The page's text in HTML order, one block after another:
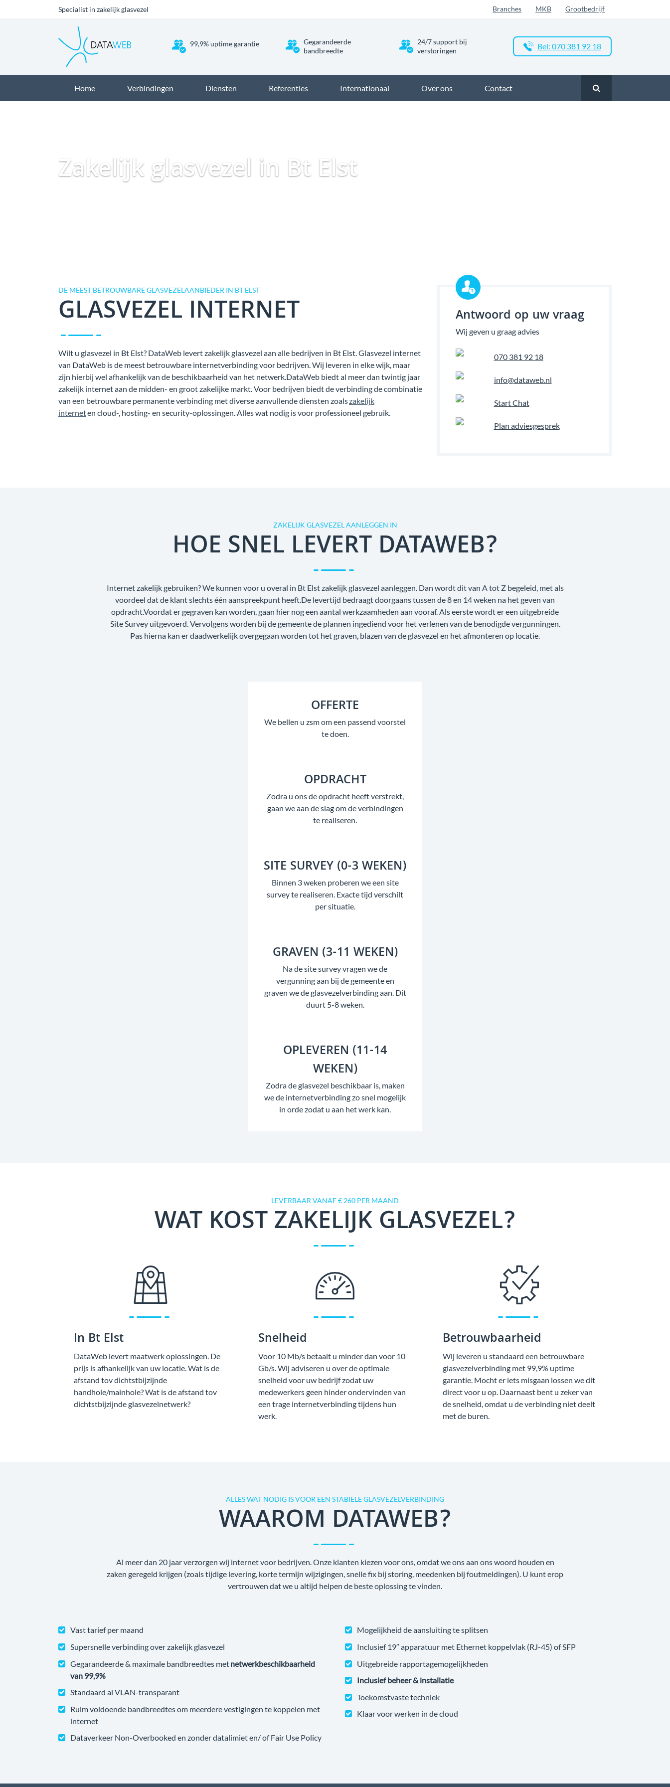
Specialist in zakelijk glasvezel Branches MKB Grootbedrijf
99,9% uptime garantie
Gegarandeerde
bandbreedte
24/7 support bij
verstoringen
Bel: 070 381 92 18
Home Verbindingen Diensten Referenties Internationaal Over ons Contact
Zakelijk glasvezel in Bt Elst
DE MEEST BETROUWBARE GLASVEZELAANBIEDER IN BT ELST
GLASVEZEL INTERNET
Wilt u glasvezel in Bt Elst? DataWeb levert zakelijk glasvezel aan alle bedrijven in Bt Elst. Glasvezel internet
van DataWeb is de meest betrouwbare internetverbinding voor bedrijven. Wij leveren in elke wijk, maar
zijn hierbij wel afhankelijk van de beschikbaarheid van het netwerk.DataWeb biedt al meer dan twintig jaar
zakelijk internet aan de midden- en groot zakelijke markt. Voor bedrijven biedt de verbinding de combinatie
van een betrouwbare permanente verbinding met diverse aanvullende diensten zoalszakelijk
interneten cloud-, hosting- en security-oplossingen. Alles wat nodig is voor professioneel gebruik.
Antwoord op uw vraag
Wij geven u graag advies
070 381 92 18
info@dataweb.nl
Start Chat
Plan adviesgesprek
ZAKELIJK GLASVEZEL AANLEGGEN IN
HOE SNEL LEVERT DATAWEB?
Internet zakelijk gebruiken? We kunnen voor u overal in Bt Elst zakelijk glasvezel aanleggen. Dan wordt dit van A tot Z begeleid, met als
voordeel dat de klant slechts één aanspreekpunt heeft.De levertijd bedraagt doorgaans tussen de 8 en 14 weken na het geven van
opdracht.Voordat er gegraven kan worden, gaan hier nog een aantal werkzaamheden aan vooraf. Als eerste wordt er een uitgebreide
Site Survey uitgevoerd. Vervolgens worden bij de gemeente de plannen ingediend voor het verlenen van de benodigde vergunningen.
Pas hierna kan er daadwerkelijk overgegaan worden tot het graven, blazen van de glasvezel en het afmonteren op locatie.
OFFERTE
We bellen u zsm om een passend voorstel
te doen.
OPDRACHT
Zodra u ons de opdracht heeft verstrekt,
gaan we aan de slag om de verbindingen
te realiseren.
SITE SURVEY (0-3 WEKEN)
Binnen 3 weken proberen we een site
survey te realiseren. Exacte tijd verschilt
per situatie.
GRAVEN (3-11 WEKEN)
Na de site survey vragen we de
vergunning aan bij de gemeente en
graven we de glasvezelverbinding aan. Dit
duurt 5-8 weken.
OPLEVEREN (11-14
WEKEN)
Zodra de glasvezel beschikbaar is, maken
we de internetverbinding zo snel mogelijk
in orde zodat u aan het werk kan.
LEVERBAAR VANAF € 260 PER MAAND
WAT KOST ZAKELIJK GLASVEZEL?
In Bt Elst
DataWeb levert maatwerk oplossingen. De
prijs is afhankelijk van uw locatie. Wat is de
afstand tov dichtstbijzijnde
handhole/mainhole? Wat is de afstand tov
dichtstbijzijnde glasvezelnetwerk?
Snelheid
Voor 10 Mb/s betaalt u minder dan voor 10
Gb/s. Wij adviseren u over de optimale
snelheid voor uw bedrijf zodat uw
medewerkers geen hinder ondervinden van
een trage internetverbinding tijdens hun
werk.
Betrouwbaarheid
Wij leveren u standaard een betrouwbare
glasvezelverbinding met 99,9% uptime
garantie. Mocht er iets misgaan lossen we dit
direct voor u op. Daarnaast bent u zeker van
de snelheid, omdat u de verbinding niet deelt
met de buren.
ALLES WAT NODIG IS VOOR EEN STABIELE GLASVEZELVERBINDING
WAAROM DATAWEB?
Al meer dan 20 jaar verzorgen wij internet voor bedrijven. Onze klanten kiezen voor ons, omdat we ons aan ons woord houden en
zaken geregeld krijgen (zoals tijdige levering, korte termijn wijzigingen, snelle fix bij storing, meedenken bij foutmeldingen). U kunt erop
vertrouwen dat we u altijd helpen de beste oplossing te vinden.
Vast tarief per maand
Supersnelle verbinding over zakelijk glasvezel
Gegarandeerde & maximale bandbreedtes metnetwerkbeschikbaarheid
van 99,9%
Standaard al VLAN-transparant
Ruim voldoende bandbreedtes om meerdere vestigingen te koppelen met
internet
Dataverkeer Non-Overbooked en zonder datalimiet en/ of Fair Use Policy
Mogelijkheid de aansluiting te splitsen
Inclusief 19″ apparatuur met Ethernet koppelvlak (RJ-45) of SFP
Uitgebreide rapportagemogelijkheden
Inclusief beheer & installatie
Toekomstvaste techniek
Klaar voor werken in de cloud